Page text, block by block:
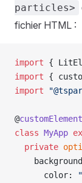
particles>
fichier HTML :
import {
import {
import
@customElement
class MyApp
  private
      color: